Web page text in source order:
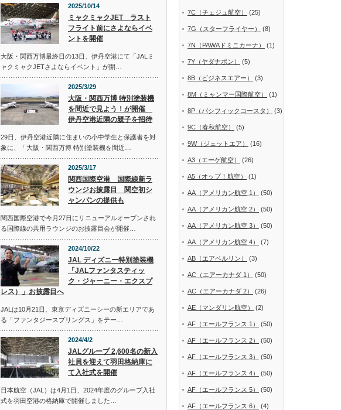
2025/10/14
ミャクミャクJET ラスト
フライト前にさよならイベ
ントを開催
大阪・関西万博最終日の13日、伊丹空港にて「JALミ
ャクミャクJETさよならイベント」が開…
2025/3/29
大阪・関西万博 特別塗装機
を間近で見よう！が開催
伊丹空港近隣の親子を招待
29日、伊丹空港近隣に住まいの小中学生と保護者を対
象に、「大阪・関西万博 特別塗装機を間近…
2025/3/17
関西国際空港 国際線新ラ
ウンジお披露目 関空初シ
ャンパンの提供も
関西国際空港で今月27日にリニューアルオープンされ
る国際線の共用ラウンジのお披露目会が開催…
2024/10/22
JAL ディズニー特別塗装機
「JALファンタスティッ
ク・ジャーニー・エクスプ
レス）」お披露目へ
JALは10月21日、東京ディズニーシーの新エリアであ
る「ファンタジースプリングス」をテー…
2024/4/2
JALグループ 2,600名の新入
社員を迎えて羽田格納庫に
て入社式を開催
日本航空（JAL）は4月1日、2024年度のグループ入社
式を羽田空港の格納庫で開催しました…
7C（チェジュ航空） (25)
7G（スターフライヤー） (8)
7N（PAWAドミニカーナ） (1)
7Y（ヤダナポン） (5)
8B（ビジネスエアー） (3)
8M（ミャンマー国際航空） (1)
8P（パシフィックコースタ） (3)
9C（春秋航空） (5)
9W（ジェットエア） (16)
A3（エーゲ航空） (26)
A5（オップ！航空） (1)
AA（アメリカン航空 1） (50)
AA（アメリカン航空 2） (50)
AA（アメリカン航空 3） (50)
AA（アメリカン航空 4） (7)
AB（エアベルリン） (3)
AC（エアーカナダ 1） (50)
AC（エアーカナダ 2） (26)
AE（マンダリン航空） (2)
AF（エールフランス 1） (50)
AF（エールフランス 2） (50)
AF（エールフランス 3） (50)
AF（エールフランス 4） (50)
AF（エールフランス 5） (50)
AF（エールフランス 6） (4)